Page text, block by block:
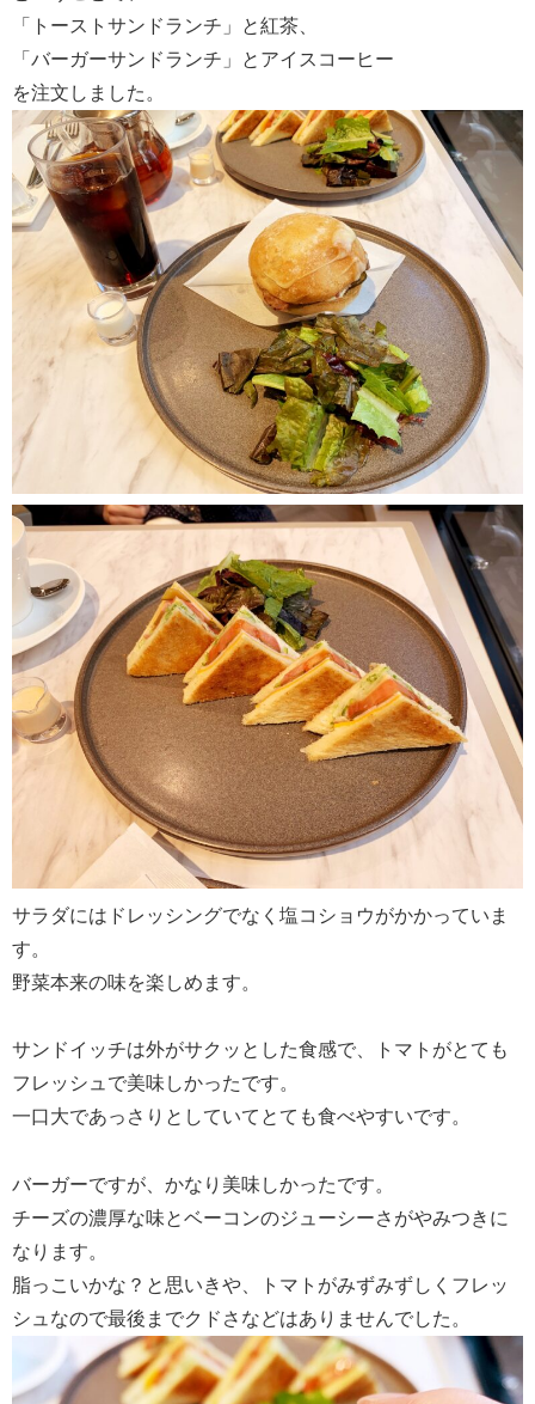
「トーストサンドランチ」と紅茶、
「バーガーサンドランチ」とアイスコーヒー
を注文しました。
サラダにはドレッシングでなく塩コショウがかかっていま
す。
野菜本来の味を楽しめます。
サンドイッチは外がサクッとした食感で、トマトがとても
フレッシュで美味しかったです。
一口大であっさりとしていてとても食べやすいです。
バーガーですが、かなり美味しかったです。
チーズの濃厚な味とベーコンのジューシーさがやみつきに
なります。
脂っこいかな？と思いきや、トマトがみずみずしくフレッ
シュなので最後までクドさなどはありませんでした。